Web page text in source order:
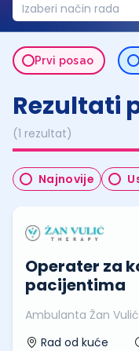
Izaberi način rada
Prvi posao
Rezultati
(1 rezultat)
Najnovije
Operater za
pacijentima
Ambulanta Žan
Rad od kuće